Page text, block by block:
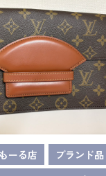
ーる店
ブランド品